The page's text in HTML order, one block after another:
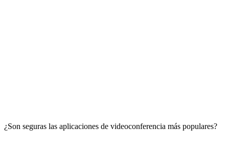
¿Son seguras las aplicaciones de videoconferencia más populares?